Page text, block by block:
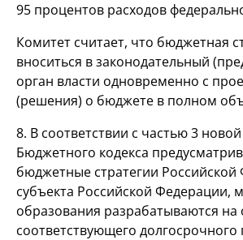
95 процентов расходов
Комитет считает, что бюджетная
вноситься в законодательный
орган власти одновременно с
(решения) о бюджете в полном
8. В соответствии с частью 3
Бюджетного кодекса
бюджетные стратегии Российской
субъекта Российской Федерации,
образования разрабатываются на
соответствующего долгосрочного